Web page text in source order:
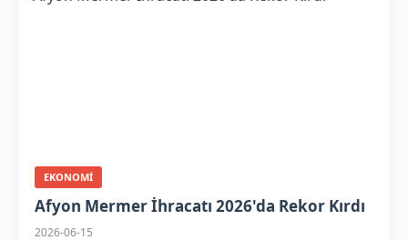
EKONOMI
Afyon Mermer İhracatı 2026'da Rekor Kırdı
2026-06-15